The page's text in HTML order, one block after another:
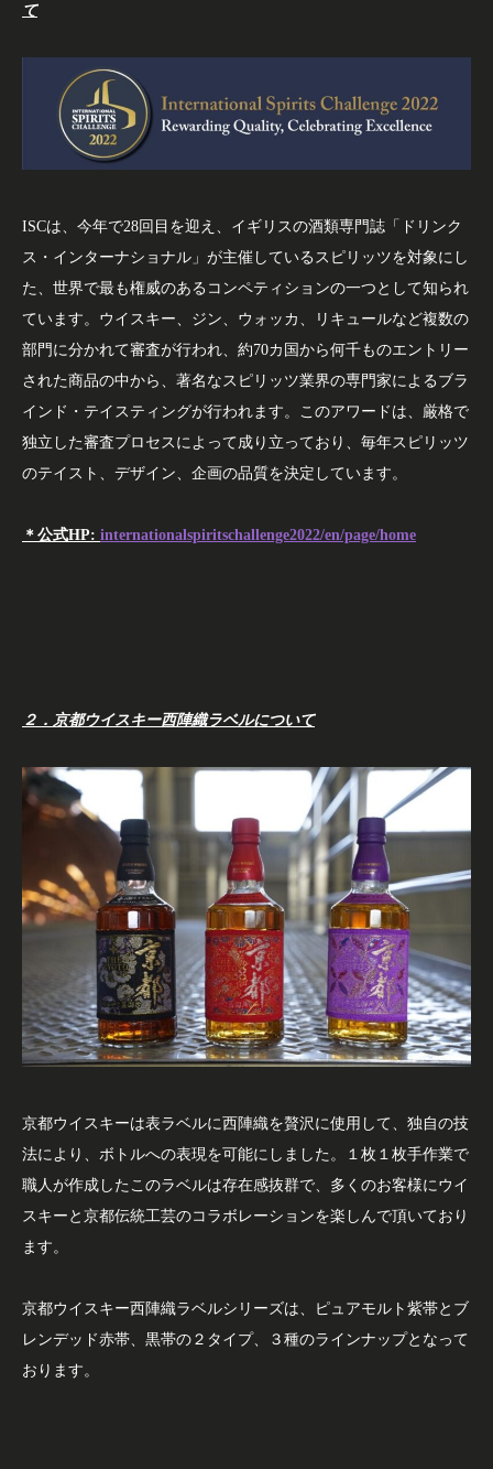
て
ISCは、今年で28回目を迎え、イギリスの酒類専門誌「ドリンク
ス・インターナショナル」が主催しているスピリッツを対象にし
た、世界で最も権威のあるコンペティションの一つとして知られ
ています。ウイスキー、ジン、ウォッカ、リキュールなど複数の
部門に分かれて審査が行われ、約70カ国から何千ものエントリー
された商品の中から、著名なスピリッツ業界の専門家によるブラ
インド・テイスティングが行われます。このアワードは、厳格で
独立した審査プロセスによって成り立っており、毎年スピリッツ
のテイスト、デザイン、企画の品質を決定しています。
＊公式HP: internationalspiritschallenge2022/en/page/home
２．京都ウイスキー西陣織ラベルについて
京都ウイスキーは表ラベルに西陣織を贅沢に使用して、独自の技
法により、ボトルへの表現を可能にしました。１枚１枚手作業で
職人が作成したこのラベルは存在感抜群で、多くのお客様にウイ
スキーと京都伝統工芸のコラボレーションを楽しんで頂いており
ます。
京都ウイスキー西陣織ラベルシリーズは、ピュアモルト紫帯とブ
レンデッド赤帯、黒帯の２タイプ、３種のラインナップとなって
おります。